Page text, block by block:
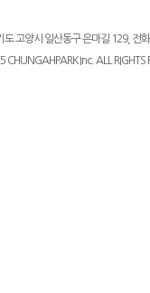
도 고양시 일산동구 은마길 129,
CHUNGAHPARK Inc. ALL RIGHTS